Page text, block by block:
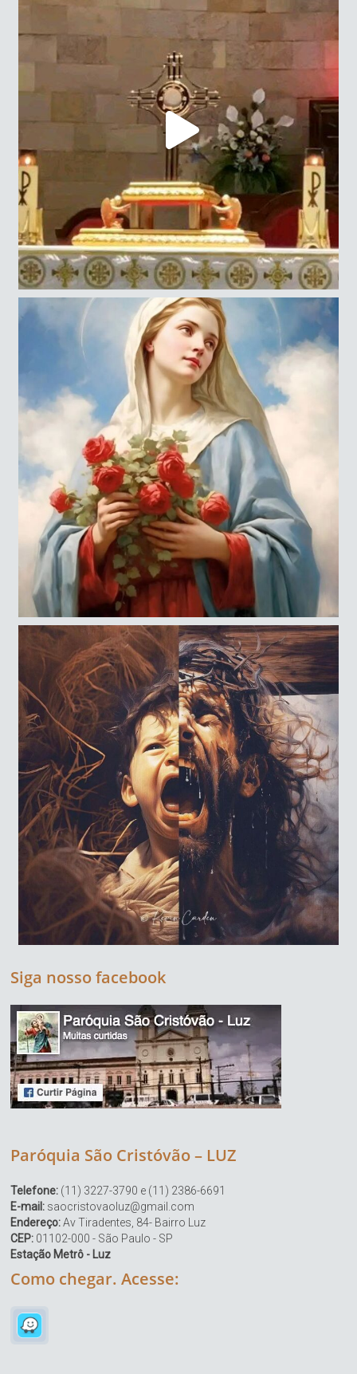
Siga nosso facebook
Paróquia São Cristóvão – LUZ
Telefone: (11) 3227-3790 e (11) 2386-6691
E-mail: saocristovaoluz@gmail.com
Endereço:Av Tiradentes, 84- Bairro Luz
CEP: 01102-000 - São Paulo - SP
Estação Metrô - Luz
Como chegar. Acesse: